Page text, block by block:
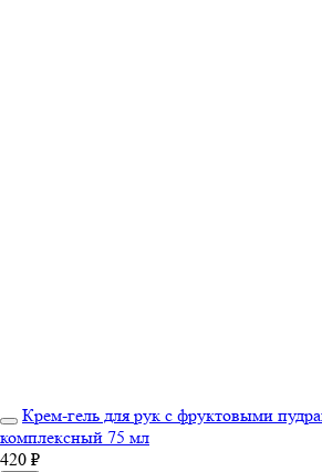
Крем-гель для рук с фруктовыми
комплексный 75 мл
420 ₽